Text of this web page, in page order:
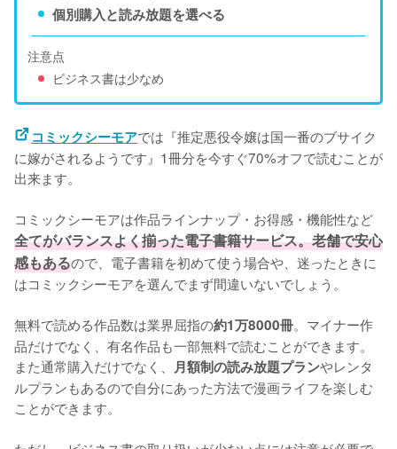
個別購入と読み放題を選べる
注意点
ビジネス書は少なめ
コミックシーモアでは『推定悪役令嬢は国一番のブサイク
に嫁がされるようです』1冊分を今すぐ70%オフで読むことが
出来ます。
コミックシーモアは作品ラインナップ・お得感・機能性など
全てがバランスよく揃った電子書籍サービス。老舗で安心
感もあるので、電子書籍を初めて使う場合や、迷ったときに
はコミックシーモアを選んでまず間違いないでしょう。
無料で読める作品数は業界屈指の約1万8000冊。マイナー作
品だけでなく、有名作品も一部無料で読むことができます。
また通常購入だけでなく、 月額制の読み放題プランやレンタ
ルプランもあるので自分にあった方法で漫画ライフを楽しむ
ことができます。